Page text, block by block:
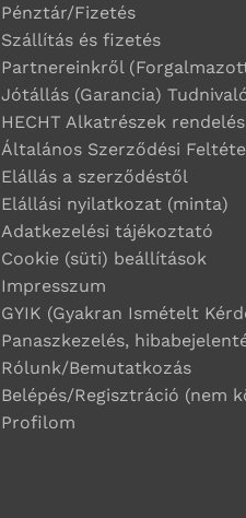
Pénztár/Fizetés
Szállítás és fizetés
Partnereinkről
Jótállás (Garancia)
HECHT Alkatrészek
Általános Szerződési
Elállás a szerződéstől
Elállási nyilatkozat (minta)
Adatkezelési tájékoztató
Cookie (süti) beállítások
Impresszum
GYIK (Gyakran Ismételt
Panaszkezelés,
Rólunk/Bemutatkozás
Belépés/Regisztráció (nem
Profilom